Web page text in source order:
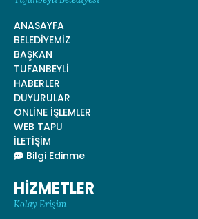
ANASAYFA
BELEDİYEMİZ
BAŞKAN
TUFANBEYLİ
HABERLER
DUYURULAR
ONLİNE İŞLEMLER
WEB TAPU
İLETİŞİM
Bilgi Edinme
HİZMETLER
Kolay Erişim